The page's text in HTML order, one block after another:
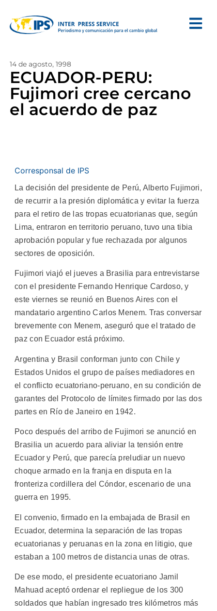
14 de agosto, 1998
ECUADOR-PERU:
Fujimori cree cercano
el acuerdo de paz
Corresponsal de IPS
La decisión del presidente de Perú, Alberto Fujimori,
de recurrir a la presión diplomática y evitar la fuerza
para el retiro de las tropas ecuatorianas que, según
Lima, entraron en territorio peruano, tuvo una tibia
aprobación popular y fue rechazada por algunos
sectores de oposición.
Fujimori viajó el jueves a Brasilia para entrevistarse
con el presidente Fernando Henrique Cardoso, y
este viernes se reunió en Buenos Aires con el
mandatario argentino Carlos Menem. Tras conversar
brevemente con Menem, aseguró que el tratado de
paz con Ecuador está próximo.
Argentina y Brasil conforman junto con Chile y
Estados Unidos el grupo de países mediadores en
el conflicto ecuatoriano-peruano, en su condición de
garantes del Protocolo de límites firmado por las dos
partes en Río de Janeiro en 1942.
Poco después del arribo de Fujimori se anunció en
Brasilia un acuerdo para aliviar la tensión entre
Ecuador y Perú, que parecía preludiar un nuevo
choque armado en la franja en disputa en la
fronteriza cordillera del Cóndor, escenario de una
guerra en 1995.
El convenio, firmado en la embajada de Brasil en
Ecuador, determina la separación de las tropas
ecuatorianas y peruanas en la zona en litigio, que
estaban a 100 metros de distancia unas de otras.
De ese modo, el presidente ecuatoriano Jamil
Mahuad aceptó ordenar el repliegue de los 300
soldados que habían ingresado tres kilómetros más